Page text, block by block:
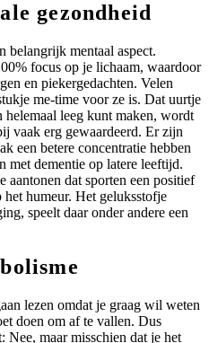
gezondheid
belangrijk mentaal aspect.
focus op je lichaam, waardoor
en piekergedachten. Velen
me-time voor ze is. Dat uurtje
leeg kunt maken, wordt
vaak erg gewaardeerd. Er zijn
een betere concentratie hebben
met dementie op latere leeftijd.
aantonen dat sporten een positief
het humeur. Het geluksstofje
speelt daar onder andere een
lezen omdat je graag wil weten
doen om af te vallen. Dus
maar misschien dat je het